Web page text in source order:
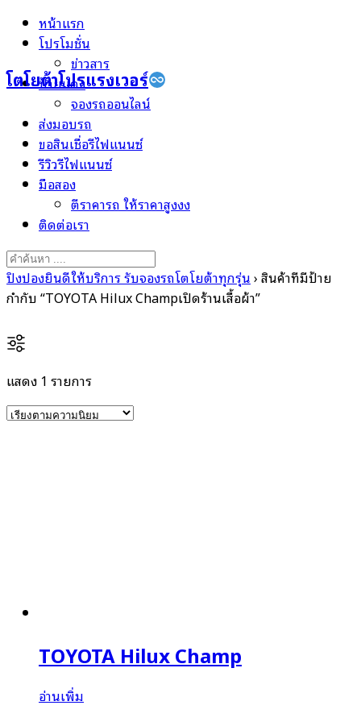
Skip
โตโยต้าโปรแรงเวอร์
หน้าแรก
โปรโมชั่น
ข่าวสาร
ป้ายแดง
จองรถออนไลน์
ส่งมอบรถ
ขอสินเชื่อรีไฟแนนซ์
รีวิวรีไฟแนนซ์
มือสอง
ตีราคารถ ให้ราคาสูงงง
ติดต่อเรา
Search
for:
ปิงปองยินดีให้บริการ รับจองรถโตโยต้าทุกรุ่น›สินค้าที่มีป้าย
กำกับ “TOYOTA Hilux Champเปิดร้านเสื้อผ้า”
แสดง 1 รายการ
TOYOTA Hilux Champ
อ่านเพิ่ม